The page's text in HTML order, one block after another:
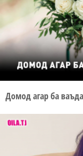
Домод агар ба